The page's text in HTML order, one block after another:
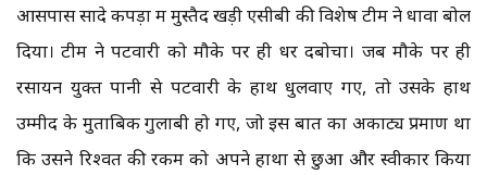
आसपास सादे कपड़ों में मुस्तैद खड़ी एसीबी की विशेष टीम ने धावा बोल
दिया। टीम ने पटवारी को मौके पर ही धर दबोचा। जब मौके पर ही
रसायन युक्त पानी से पटवारी के हाथ धुलवाए गए, तो उसके हाथ
उम्मीद के मुताबिक गुलाबी हो गए, जो इस बात का अकाट्य प्रमाण था
कि उसने रिश्वत की रकम को अपने हाथों से छुआ और स्वीकार किया